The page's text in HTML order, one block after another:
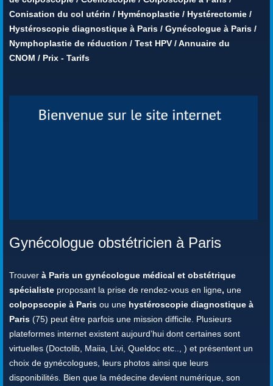
Conisation du col utérin / Hyménoplastie / Hystérectomie /
Hystéroscopie diagnostique à Paris / Gynécologue à Paris /
Nymphoplastie de réduction / Test HPV /Annuaire du
CNOM / Prix - Tarifs
Gynécologue obstétricien à Paris
Trouver à Paris un gynécologue médical et obstétrique
spécialiste proposant la prise de rendez-vous en ligne, une
colpopscopie à Paris ou une hystéroscopie diagnostique à
Paris (75) peut être parfois une mission difficile. Plusieurs
plateformes internet existent aujourd’hui dont certaines sont
virtuelles (Doctolib, Maiia, Livi, Queldoc etc.., ) et présentent un
choix de gynécologues, leurs photos ainsi que leurs
disponibilités. Bien que la médecine devient numérique, son